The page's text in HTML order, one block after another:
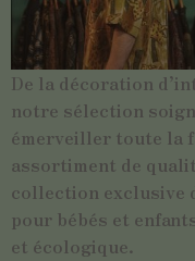
De la décoration
notre sélection
émerveiller toute la
assortiment de
collection exclusive
pour bébés et
et écologique.